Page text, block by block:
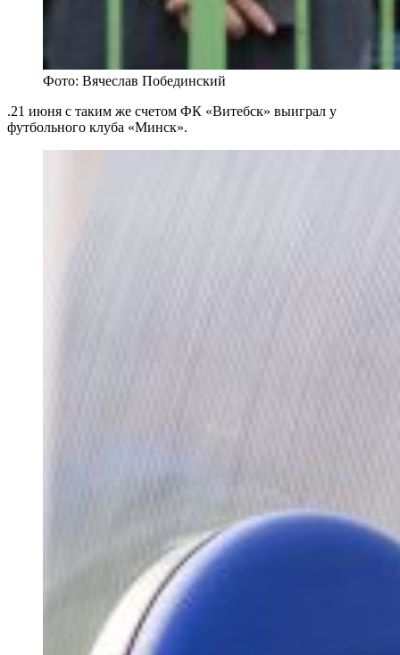
Фото: Вячеслав Побединский
.21 июня с таким же счетом ФК «Витебск» выиграл у
футбольного клуба «Минск».